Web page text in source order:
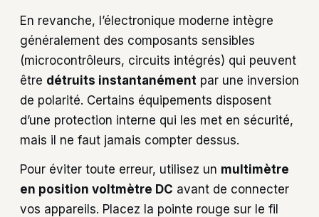
En revanche, l’électronique moderne intègre
généralement des composants sensibles
(microcontrôleurs, circuits intégrés) qui peuvent
être détruits instantanément par une inversion
de polarité. Certains équipements disposent
d’une protection interne qui les met en sécurité,
mais il ne faut jamais compter dessus.
Pour éviter toute erreur, utilisez un multimètre
en position voltmètre DC avant de connecter
vos appareils. Placez la pointe rouge sur le fil